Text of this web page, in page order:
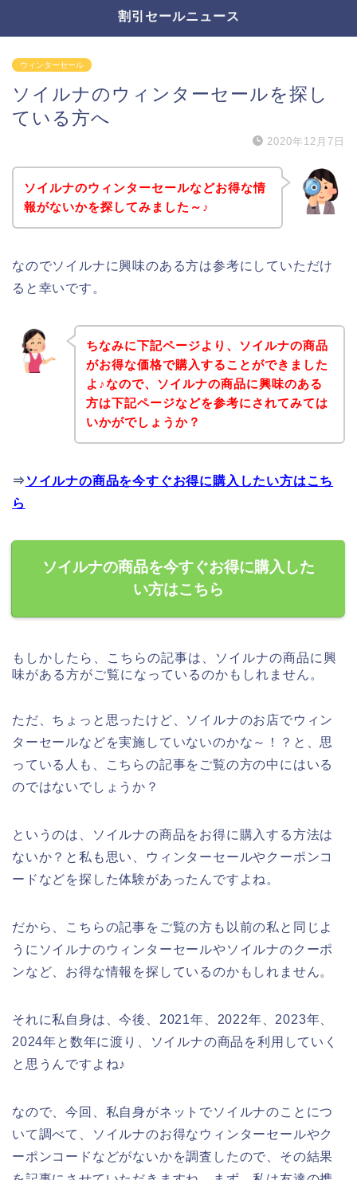
割引セールニュース
ウィンターセール
ソイルナのウィンターセールを探し
ている方へ
2020年12月7日
ソイルナのウィンターセールなどお得な情
報がないかを探してみました～♪
なのでソイルナに興味のある方は参考にしていただけ
ると幸いです。
ちなみに下記ページより、ソイルナの商品
がお得な価格で購入することができました
よ♪なので、ソイルナの商品に興味のある
方は下記ページなどを参考にされてみては
いかがでしょうか？
⇒ ソイルナの商品を今すぐお得に購入したい方はこち
ら
ソイルナの商品を今すぐお得に購入した
い方はこちら
もしかしたら、こちらの記事は、ソイルナの商品に興
味がある方がご覧になっているのかもしれません。
ただ、ちょっと思ったけど、ソイルナのお店でウィン
ターセールなどを実施していないのかな～！？と、思
っている人も、こちらの記事をご覧の方の中にはいる
のではないでしょうか？
というのは、ソイルナの商品をお得に購入する方法は
ないか？と私も思い、ウィンターセールやクーポンコ
ードなどを探した体験があったんですよね。
だから、こちらの記事をご覧の方も以前の私と同じよ
うにソイルナのウィンターセールやソイルナのクーポ
ンなど、お得な情報を探しているのかもしれません。
それに私自身は、今後、2021年、2022年、2023年、
2024年と数年に渡り、ソイルナの商品を利用していく
と思うんですよね♪
なので、今回、私自身がネットでソイルナのことにつ
いて調べて、ソイルナのお得なウィンターセールやク
ーポンコードなどがないかを調査したので、その結果